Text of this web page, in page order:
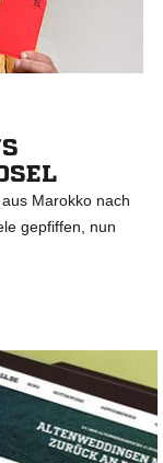
Marokko nach
gepfiffen, nun